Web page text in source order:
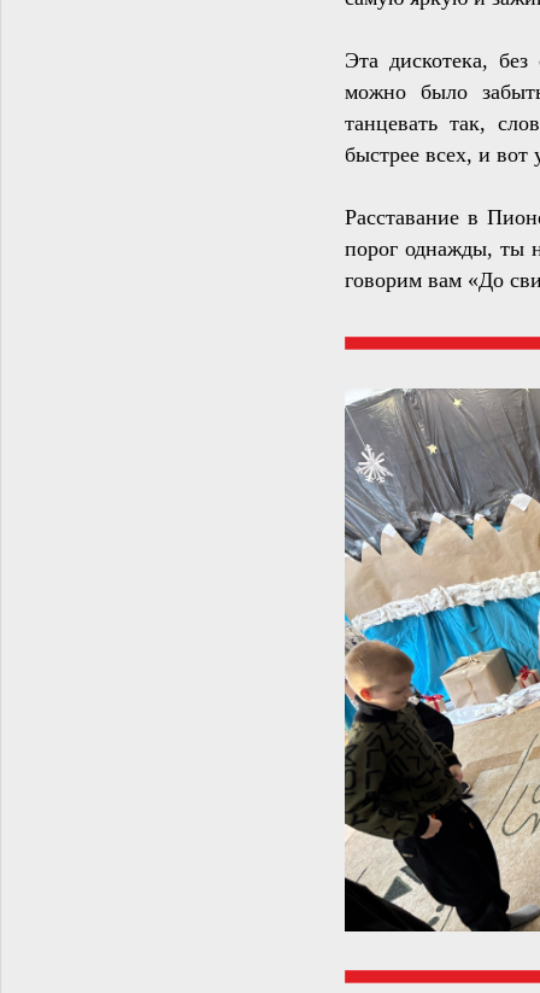
Эта дискотека,
можно было
танцевать так,
быстрее всех, и
Расставание в
порог однажды, ты
говорим вам «До